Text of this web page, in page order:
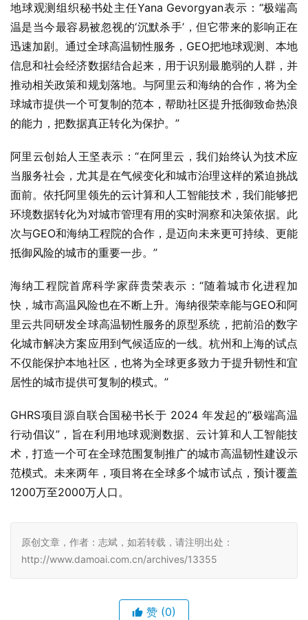
地球观测组织秘书处主任Yana Gevorgyan表示：“极端高
温是当今最容易被忽视的‘沉默杀手’，但它带来的影响正在
迅速加剧。通过全球高温韧性服务，GEO把地球观测、本地
信息和社会经济数据结合起来，用于识别最脆弱的人群，并
推动相关政策和规划落地。与阿里云和海纳的合作，将为全
球城市提供一个可复制的范本，帮助社区提升抵御致命热浪
的能力，把数据真正转化为保护。”
阿里云创始人王坚表示：“在阿里云，我们始终认为技术应
当服务社会，尤其是在气候变化和城市治理这样的紧迫挑战
面前。依托阿里领先的云计算和人工智能技术，我们能够把
环境数据转化为对城市管理有用的实时洞察和决策依据。此
次与GEO和海纳工程院的合作，是迈向未来更可持续、更能
抵御风险的城市的重要一步。”
海纳工程院首席科学家薛贵荣表示：“随着城市化进程加
快，城市高温风险也在不断上升。海纳很荣幸能与GEO和阿
里云共同研发全球高温韧性服务的原型系统，把前沿的数字
化城市解决方案应用到气候适应的一线。杭州和上海的试点
不仅能保护本地社区，也将为全球更多致力于提升韧性和宜
居性的城市提供可复制的模式。”
GHRS项目源自联合国秘书长于 2024 年发起的“极端高温
行动倡议”，旨在利用地球观测数据、云计算和人工智能技
术，打造一个可在全球范围复制推广的城市高温韧性建设示
范模式。未来两年，项目将在全球多个城市试点，预计覆盖
1200万至2000万人口。
原创文章，作者：志斌，如若转载，请注明出处：
http://www.damoai.com.cn/archives/13355
赞 (0)